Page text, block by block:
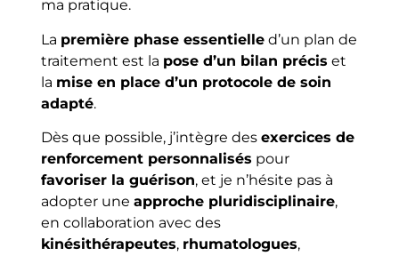
ma pratique.
La première phase essentielled’un plan de
traitement est la pose d’un bilan précis et
la mise en place d’un protocole de soin
adapté.
Dès que possible, j’intègre des exercices de
renforcement personnalisés pour
favoriser la guérison, et je n’hésite pas à
adopter une approche pluridisciplinaire,
en collaboration avec des
kinésithérapeutes, rhumatologues,